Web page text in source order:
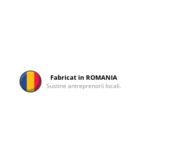
Fabricat in ROMANIA
Sustine antreprenorii locali.